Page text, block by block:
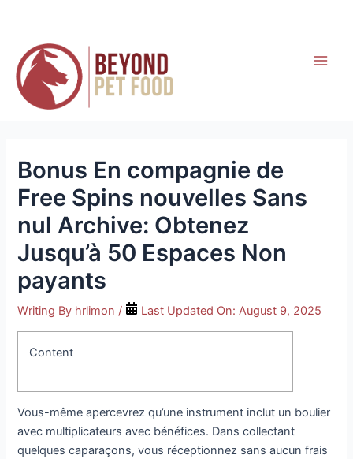
content
Bonus En compagnie de
Free Spins nouvelles Sans
nul Archive: Obtenez
Jusqu’à 50 Espaces Non
payants
Writing By hrlimon / Last Updated On:August 9, 2025
Content
Vous-même apercevrez qu’une instrument inclut un boulier
avec multiplicateurs avec bénéfices. Dans collectant
quelques caparaçons, vous réceptionnez sans aucun frais